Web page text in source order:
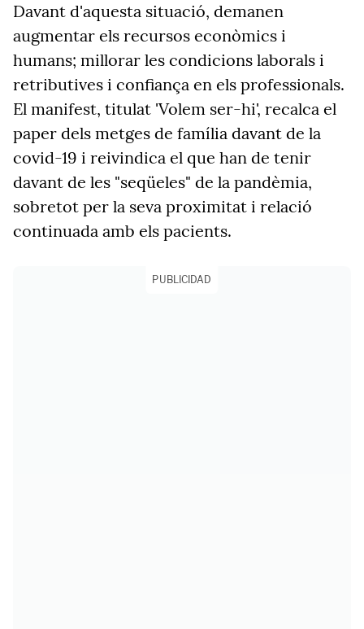
Davant d'aquesta situació, demanen
augmentar els recursos econòmics i
humans; millorar les condicions laborals i
retributives i confiança en els professionals.
El manifest, titulat 'Volem ser-hi', recalca el
paper dels metges de família davant de la
covid-19 i reivindica el que han de tenir
davant de les "seqüeles" de la pandèmia,
sobretot per la seva proximitat i relació
continuada amb els pacients.
PUBLICIDAD